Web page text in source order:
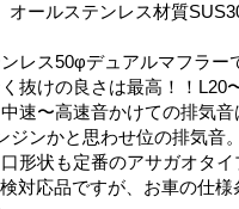
ールステンレス材質
レス50φデュアルマフラー
抜けの良さは最高！！L20
速〜高速音かけての排気
ジンかと思わせ位の排気音
形状も定番のアサガオタ
対応品ですが、お車の仕様